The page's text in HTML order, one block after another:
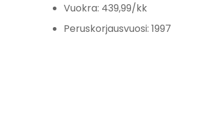
Vuokra: 439,99/kk
Peruskorjausvuosi: 1997